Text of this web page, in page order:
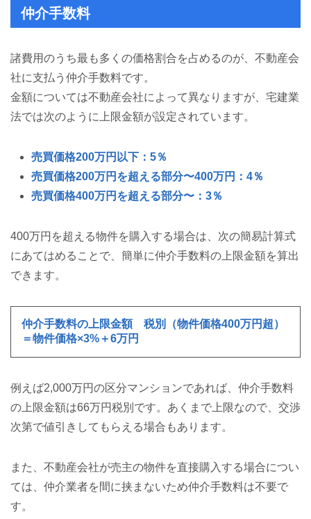
仲介手数料
諸費用のうち最も多くの価格割合を占めるのが、不動産会
社に支払う仲介手数料です。
金額については不動産会社によって異なりますが、宅建業
法では次のように上限金額が設定されています。
売買価格200万円以下：5％
売買価格200万円を超える部分〜400万円：4％
売買価格400万円を超える部分〜：3％
400万円を超える物件を購入する場合は、次の簡易計算式
にあてはめることで、簡単に仲介手数料の上限金額を算出
できます。
仲介手数料の上限金額 税別（物件価格400万円超）
＝物件価格×3%＋6万円
例えば2,000万円の区分マンションであれば、仲介手数料
の上限金額は66万円税別です。あくまで上限なので、交渉
次第で値引きしてもらえる場合もあります。
また、不動産会社が売主の物件を直接購入する場合につい
ては、仲介業者を間に挟まないため仲介手数料は不要で
す。